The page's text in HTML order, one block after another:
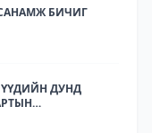
БИЧИГ
ДУНД